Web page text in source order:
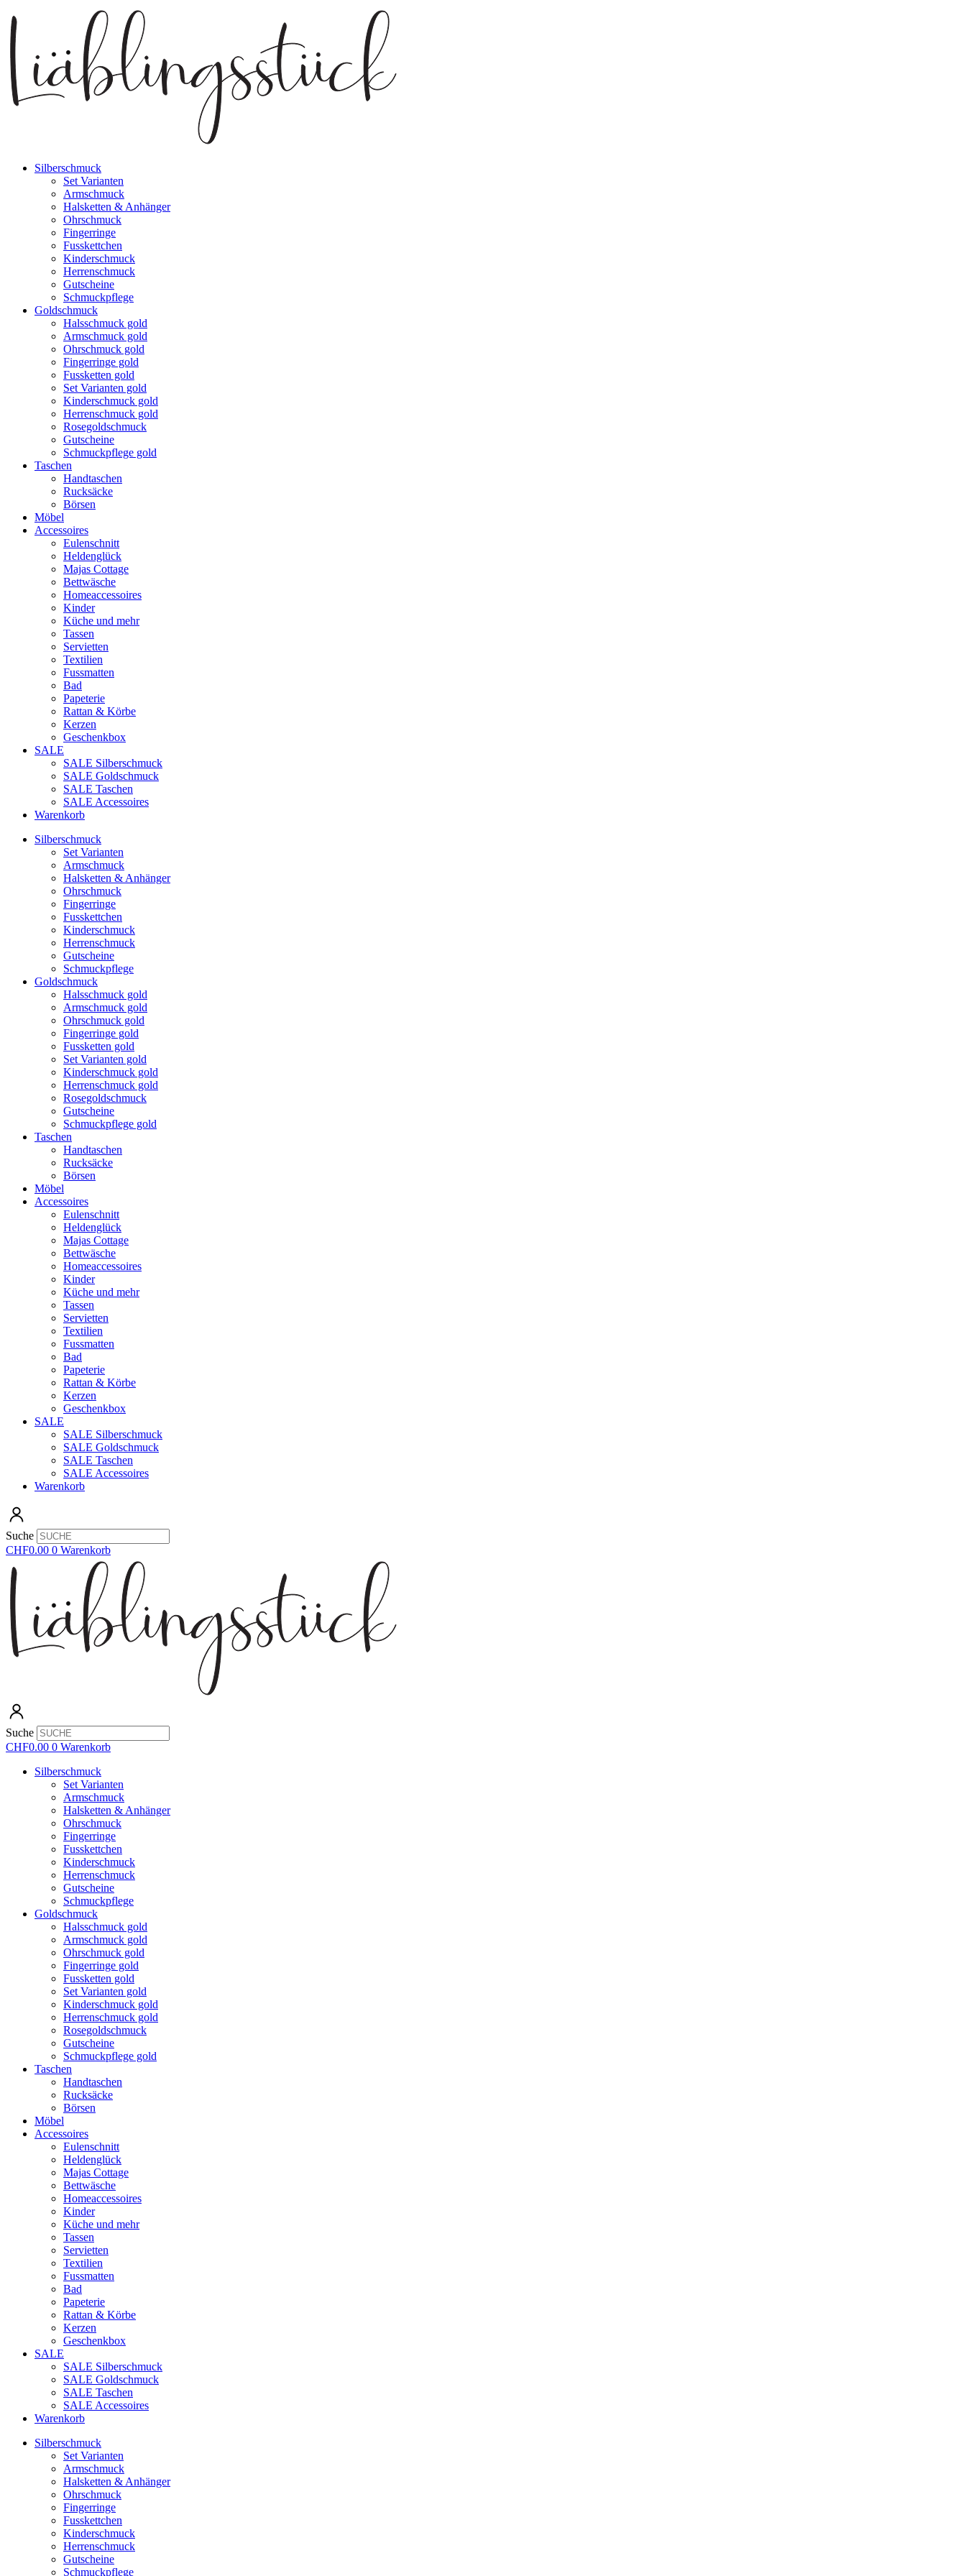
Silberschmuck
Set Varianten
Armschmuck
Halsketten & Anhänger
Ohrschmuck
Fingerringe
Fusskettchen
Kinderschmuck
Herrenschmuck
Gutscheine
Schmuckpflege
Goldschmuck
Halsschmuck gold
Armschmuck gold
Ohrschmuck gold
Fingerringe gold
Fussketten gold
Set Varianten gold
Kinderschmuck gold
Herrenschmuck gold
Rosegoldschmuck
Gutscheine
Schmuckpflege gold
Taschen
Handtaschen
Rucksäcke
Börsen
Möbel
Accessoires
Eulenschnitt
Heldenglück
Majas Cottage
Bettwäsche
Homeaccessoires
Kinder
Küche und mehr
Tassen
Servietten
Textilien
Fussmatten
Bad
Papeterie
Rattan & Körbe
Kerzen
Geschenkbox
SALE
SALE Silberschmuck
SALE Goldschmuck
SALE Taschen
SALE Accessoires
Warenkorb
Silberschmuck
Set Varianten
Armschmuck
Halsketten & Anhänger
Ohrschmuck
Fingerringe
Fusskettchen
Kinderschmuck
Herrenschmuck
Gutscheine
Schmuckpflege
Goldschmuck
Halsschmuck gold
Armschmuck gold
Ohrschmuck gold
Fingerringe gold
Fussketten gold
Set Varianten gold
Kinderschmuck gold
Herrenschmuck gold
Rosegoldschmuck
Gutscheine
Schmuckpflege gold
Taschen
Handtaschen
Rucksäcke
Börsen
Möbel
Accessoires
Eulenschnitt
Heldenglück
Majas Cottage
Bettwäsche
Homeaccessoires
Kinder
Küche und mehr
Tassen
Servietten
Textilien
Fussmatten
Bad
Papeterie
Rattan & Körbe
Kerzen
Geschenkbox
SALE
SALE Silberschmuck
SALE Goldschmuck
SALE Taschen
SALE Accessoires
Warenkorb
Suche
CHF0.00 0 Warenkorb
Suche
CHF0.00 0 Warenkorb
Silberschmuck
Set Varianten
Armschmuck
Halsketten & Anhänger
Ohrschmuck
Fingerringe
Fusskettchen
Kinderschmuck
Herrenschmuck
Gutscheine
Schmuckpflege
Goldschmuck
Halsschmuck gold
Armschmuck gold
Ohrschmuck gold
Fingerringe gold
Fussketten gold
Set Varianten gold
Kinderschmuck gold
Herrenschmuck gold
Rosegoldschmuck
Gutscheine
Schmuckpflege gold
Taschen
Handtaschen
Rucksäcke
Börsen
Möbel
Accessoires
Eulenschnitt
Heldenglück
Majas Cottage
Bettwäsche
Homeaccessoires
Kinder
Küche und mehr
Tassen
Servietten
Textilien
Fussmatten
Bad
Papeterie
Rattan & Körbe
Kerzen
Geschenkbox
SALE
SALE Silberschmuck
SALE Goldschmuck
SALE Taschen
SALE Accessoires
Warenkorb
Silberschmuck
Set Varianten
Armschmuck
Halsketten & Anhänger
Ohrschmuck
Fingerringe
Fusskettchen
Kinderschmuck
Herrenschmuck
Gutscheine
Schmuckpflege